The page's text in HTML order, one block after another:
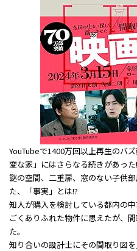
YouTubeで1400万回以上再生のバ
変な家」にはさらなる続きがあった
謎の空間、二重扉、窓のない子供
た、「事実」とは!?
知人が購入を検討している都内の
ごくありふれた物件に思えたが、
た。
知り合いの設計士にその間取り図